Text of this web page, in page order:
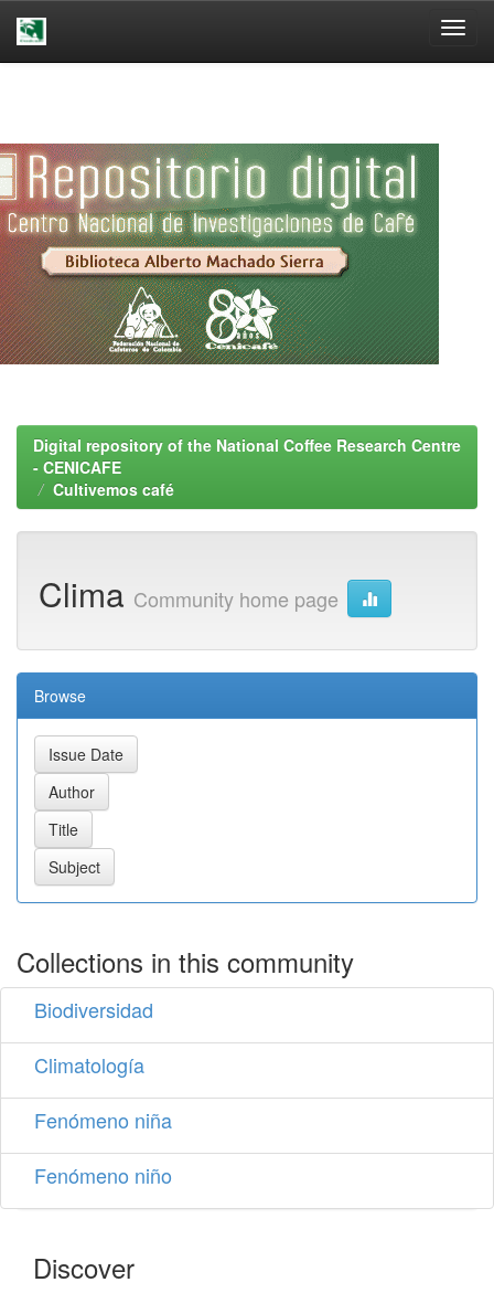
Digital repository of the National Coffee Research Centre
- CENICAFE
Cultivemos café
Clima Community home page
Browse
Collections in this community
Biodiversidad
Climatología
Fenómeno niña
Fenómeno niño
Discover